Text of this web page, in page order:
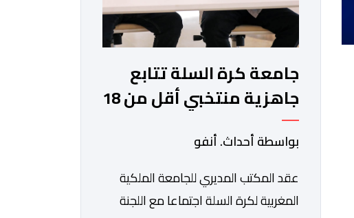
جامعة كرة السلة تتابع
جاهزية منتخبي أقل من 18
سنة قبل كأس إفريقيا
بواسطة أحداث. أنفو
عقد المكتب المديري للجامعة الملكية
المغربية لكرة السلة اجتماعا مع اللجنة